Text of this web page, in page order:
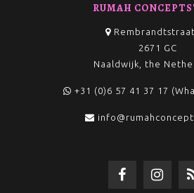
RUMAH
2671 GC
Naaldwijk, the
+31 (0)6 57 41 37 17